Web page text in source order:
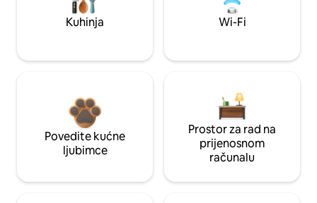
Kuhinja Wi-Fi
Povedite kućne
ljubimce
Prostor za rad na
prijenosnom
računalu